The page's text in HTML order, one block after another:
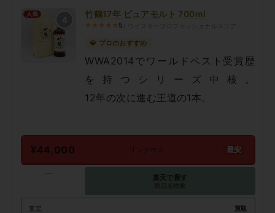
人気 竹鶴17年 ピュアモルト 700ml
★★★★★ 5
💎 プロのおすすめ
WWA2014でワールドベスト受賞歴
を持つシリーズ中核。
12年の次に進む王道の1本。
¥44,000 リンクサス 最安
楽天で探す
商品名検索
査定 買取